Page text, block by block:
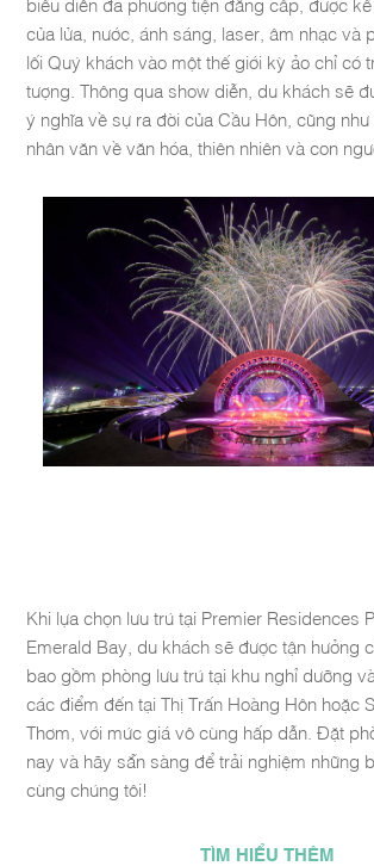
của lửa, nước, ánh sáng, laser, âm nhạc và
lối Quý khách vào một thế giới kỳ ảo chỉ có
tượng. Thông qua show diễn, du khách sẽ
ý nghĩa về sự ra đời của Cầu Hôn, cũng
nhân văn về văn hóa, thiên nhiên và con
Khi lựa chọn lưu trú tại Premier Residences
Emerald Bay, du khách sẽ được tận hưởng
bao gồm phòng lưu trú tại khu nghỉ dưỡng
các điểm đến tại Thị Trấn Hoàng Hôn hoặc
Thơm, với mức giá vô cùng hấp dẫn. Đặt
nay và hãy sẵn sàng để trải nghiệm những
cùng chúng tôi!
TÌM HIỂU THÊM